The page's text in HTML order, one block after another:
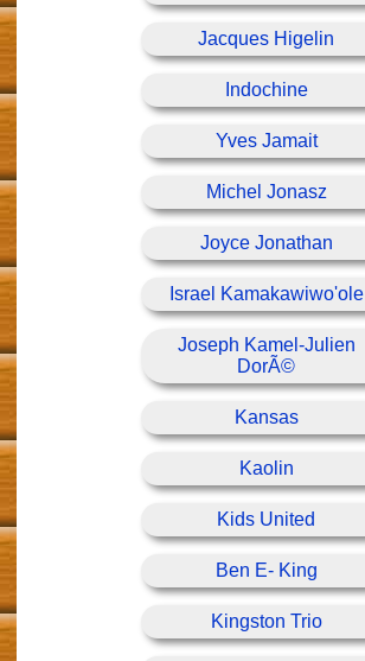
Jacques Higelin
Indochine
Yves Jamait
Michel Jonasz
Joyce Jonathan
Israel Kamakawiwo'ole
Joseph Kamel-Julien
DorÃ©
Kansas
Kaolin
Kids United
Ben E- King
Kingston Trio